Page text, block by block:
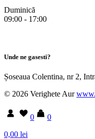
Duminică
09:00 - 17:00
Unde ne gasesti?
Șoseaua Colentina, nr 2,
© 2026 Verighete Aur
0
0
0,00 lei